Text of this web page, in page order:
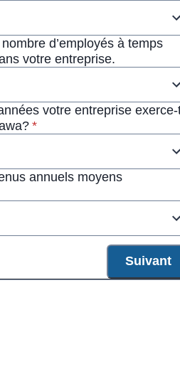
d’employés à temps
votre entreprise.
votre entreprise
* Obligatoire
*
annuels moyens
Suivant